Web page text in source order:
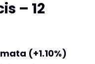
– 12
(+1.10%)